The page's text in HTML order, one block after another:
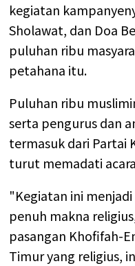
kegiatan
Sholawat, dan Doa
puluhan ribu
petahana itu.
Puluhan ribu
serta pengurus dan
termasuk dari Partai
turut memadati
"Kegiatan ini
penuh makna
pasangan Khofifah-
Timur yang religius,